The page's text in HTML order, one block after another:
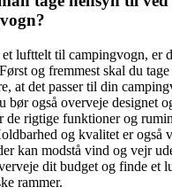
lufttelt til campingvogn, er
og fremmest skal du
at det passer til din
bør også overveje designet
de rigtige funktioner og
og kvalitet er også
kan modstå vind og vejr
dit budget og finde et
rammer.